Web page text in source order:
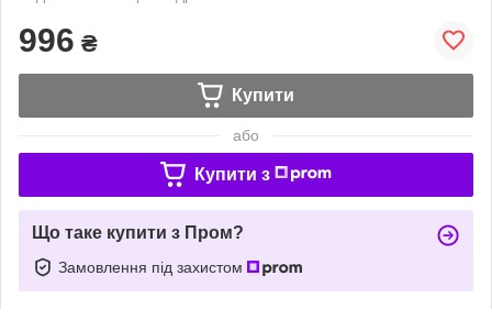
996 ₴
Купити
або
Купити з
Що таке купити з Пром?
Замовлення під захистом